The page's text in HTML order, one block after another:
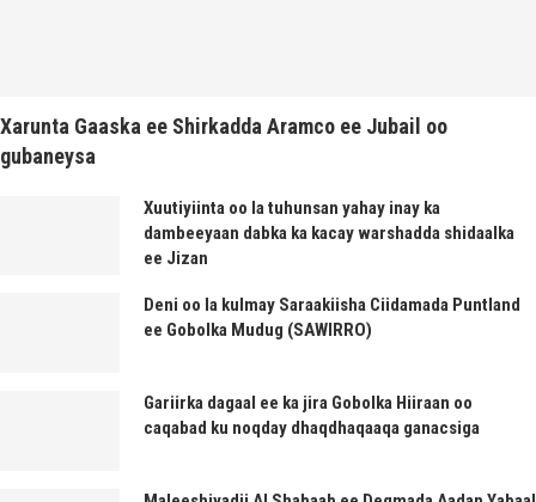
Xarunta Gaaska ee Shirkadda Aramco ee Jubail oo
gubaneysa
Xuutiyiinta oo la tuhunsan yahay inay ka
dambeeyaan dabka ka kacay warshadda shidaalka
ee Jizan
Deni oo la kulmay Saraakiisha Ciidamada Puntland
ee Gobolka Mudug (SAWIRRO)
Gariirka dagaal ee ka jira Gobolka Hiiraan oo
caqabad ku noqday dhaqdhaqaaqa ganacsiga